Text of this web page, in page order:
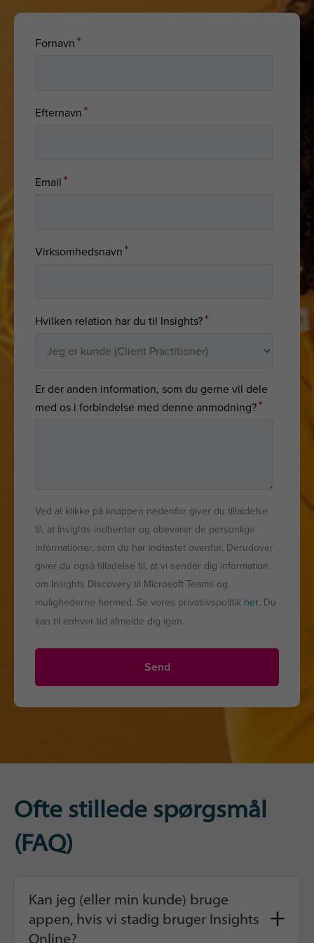
Fornavn*
Efternavn*
Email*
Virksomhedsnavn*
Hvilken relation har du til Insights?*
Er der anden information, som du gerne vil dele
med os i forbindelse med denne anmodning?*
Ved at klikke på knappen nedenfor giver du tillaldelse
til, at Insights indhenter og obevarer de personlige
informationer, som du har indtastet ovenfor. Derudover
giver du også tilladelse til, at vi sender dig information
om Insights Discovery til Microsoft Teams og
mulighederne hermed. Se vores privatlivspolitik her. Du
kan til enhver tid afmelde dig igen.
Ofte stillede spørgsmål
(FAQ)
Kan jeg (eller min kunde) bruge
appen, hvis vi stadig bruger Insights
Online?
+